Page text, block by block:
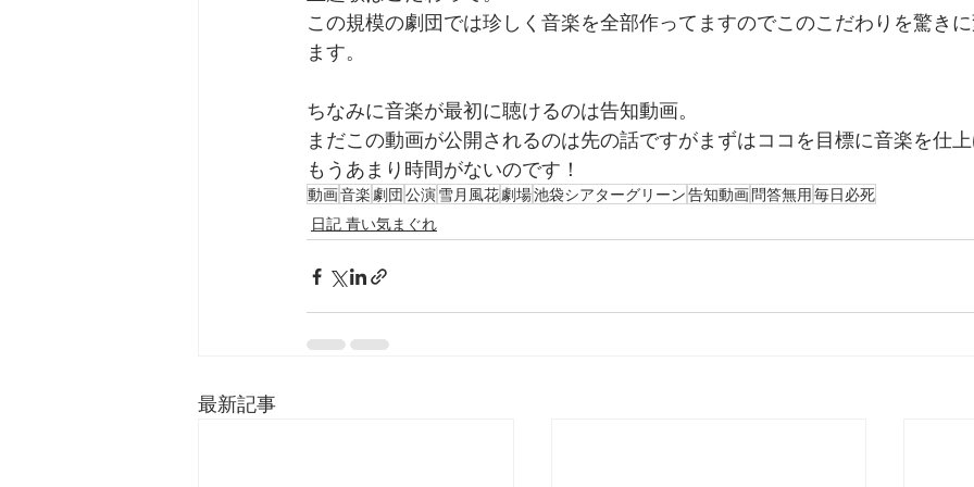
この規模の劇団では珍しく音楽を全部作ってますのでこのこだわりを驚き
ます。
ちなみに音楽が最初に聴けるのは告知動画。
まだこの動画が公開されるのは先の話ですがまずはココを目標に音楽を仕
もうあまり時間がないのです！
動画音楽 劇団公演雪月風花劇場池袋シアターグリーン告知動画問答無用毎日必死
日記 青い気まぐれ
最新記事